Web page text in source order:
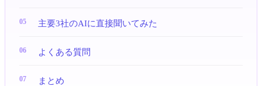
主要3社のAIに直接聞いてみた
よくある質問
まとめ